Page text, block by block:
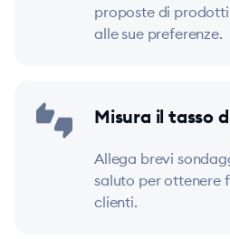
proposte di
alle sue preferenze.
Misura il tasso
Allega brevi
saluto per ottenere
clienti.